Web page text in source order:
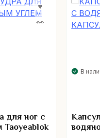
для ног с
Taoyeablok
В